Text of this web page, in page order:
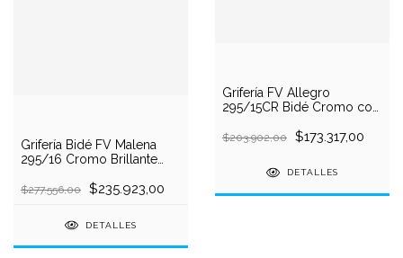
Grifería Bidé FV Malena
295/16 Cromo Brillante
Cruz Cierre Compresión
$277.556,00 $235.923,00
DETALLES
Grifería FV Allegro
295/15CR Bidé Cromo con
$203.902,00 $173.317,00
DETALLES